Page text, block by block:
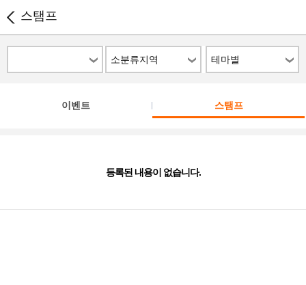
스탬프
소분류지역 테마별
이벤트 스탬프
등록된 내용이 없습니다.